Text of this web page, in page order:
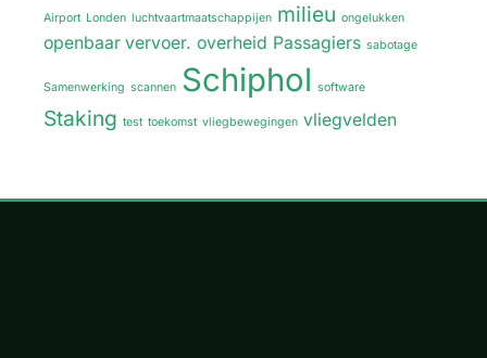
Airport Londen luchtvaartmaatschappijen milieu ongelukken
openbaar vervoer. overheid Passagiers sabotage
Samenwerking scannen Schiphol software
Staking test toekomst vliegbewegingen vliegvelden